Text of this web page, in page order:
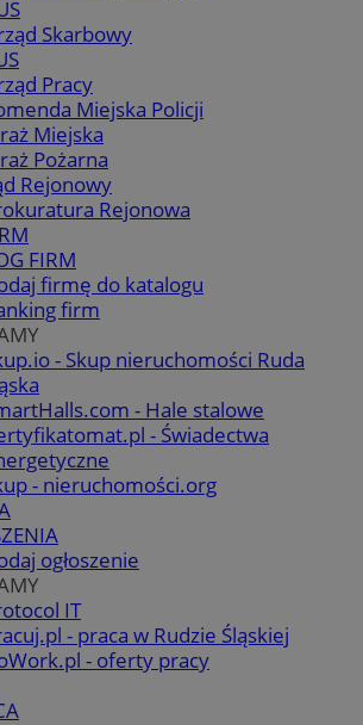
Skarbowy
Pracy
Miejska Policji
Miejska
Pożarna
Rejonowy
Rejonowa
FIRM
firmę do katalogu
firm
- Skup nieruchomości Ruda
- Hale stalowe
- Świadectwa
- nieruchomości.org
ogłoszenie
IT
- praca w Rudzie Śląskiej
- oferty pracy